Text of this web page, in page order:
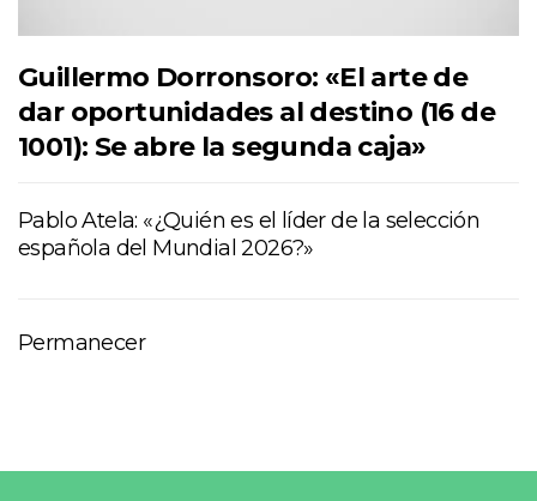
Guillermo Dorronsoro: «El arte de
dar oportunidades al destino (16 de
1001): Se abre la segunda caja»
Pablo Atela: «¿Quién es el líder de la selección
española del Mundial 2026?»
Permanecer